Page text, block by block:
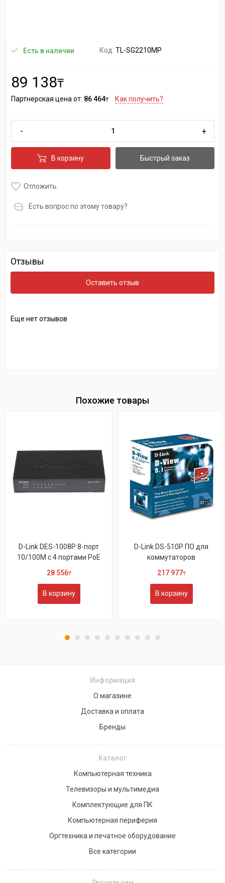
Есть в наличии Код: TL-SG2210MP
89 138₸
Партнерская цена от: 86 464₸ Как получить?
- +
В корзину Быстрый заказ
Отложить
Есть вопрос по этому товару?
Отзывы
Оставить отзыв
Еще нет отзывов
Похожие товары
D-Link DES-1008P 8-порт
10/100M с 4 портами РоЕ
28 556₸
В корзину
D-Link DS-510P ПО для
коммутаторов
217 977₸
В корзину
Информация
О магазине
Доставка и оплата
Бренды
Каталог
Компьютерная техника
Телевизоры и мультимедиа
Комплектующие для ПК
Компьютерная периферия
Оргтехника и печатное оборудование
Все категории